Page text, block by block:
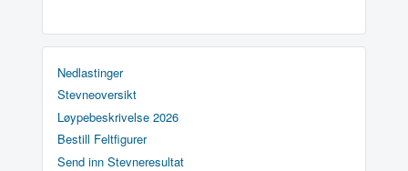
Nedlastinger
Stevneoversikt
Løypebeskrivelse 2026
Bestill Feltfigurer
Send inn Stevneresultat